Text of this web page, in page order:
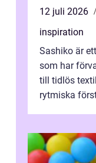
12 juli 2026
inspiration
Sashiko är
som har
till tidlös
rytmiska